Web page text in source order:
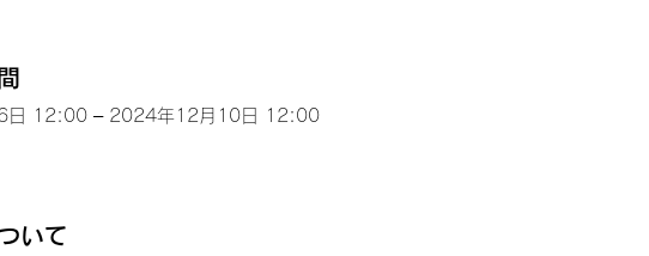
日 12:00 – 2024年12月10日 12:00
いて